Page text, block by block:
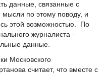
данные, связанные с
мысли по этому поводу, и
этой возможностью. По
журналиста –
данные.
Московского
считает, что вместе с